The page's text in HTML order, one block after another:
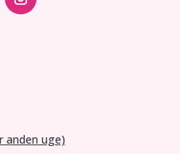
anden uge)